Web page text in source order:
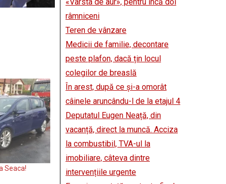
Seaca!
râmniceni
Teren de vânzare
Medicii de familie, decontare
peste plafon, dacă țin locul
colegilor de breaslă
În arest, după ce și-a omorât
câinele aruncându-l de la etajul 4
Deputatul Eugen Neață, din
vacanță, direct la muncă. Acciza
la combustibil, TVA-ul la
imobiliare, câteva dintre
intervențiile urgente